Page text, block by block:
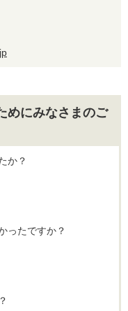
めにみなさまのご
か？
ったですか？